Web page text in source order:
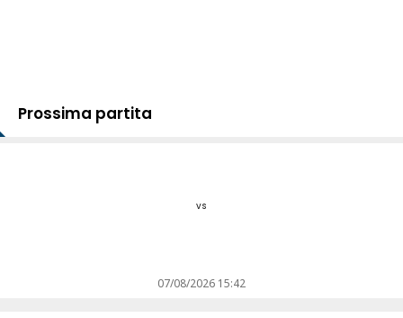
Prossima partita
vs
07/08/2026 15:42